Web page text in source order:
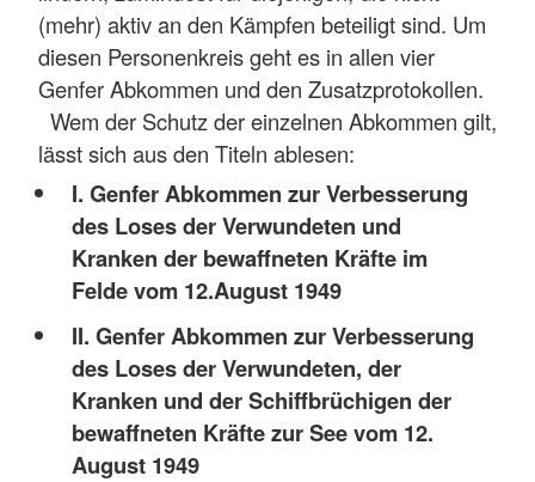
(mehr) aktiv an den Kämpfen beteiligt sind. Um
diesen Personenkreis geht es in allen vier
Genfer Abkommen und den Zusatzprotokollen.
Wem der Schutz der einzelnen Abkommen gilt,
lässt sich aus den Titeln ablesen:
I. Genfer Abkommen zur Verbesserung
des Loses der Verwundeten und
Kranken der bewaffneten Kräfte im
Felde vom 12.August 1949
II. Genfer Abkommen zur Verbesserung
des Loses der Verwundeten, der
Kranken und der Schiffbrüchigen der
bewaffneten Kräfte zur See vom 12.
August 1949